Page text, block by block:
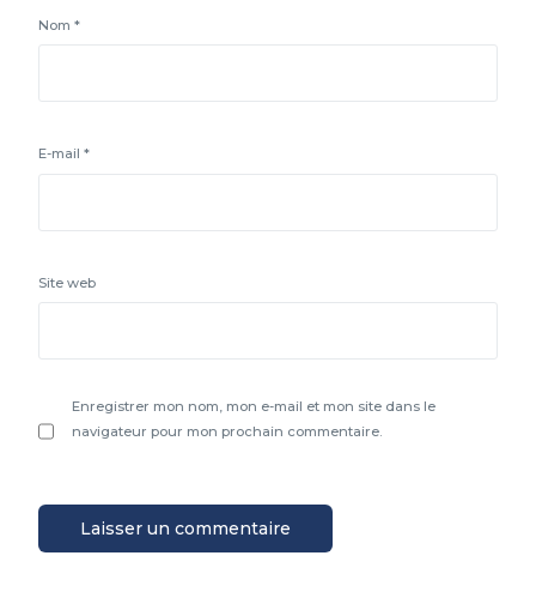
Nom*
E-mail*
Site web
Enregistrer mon nom, mon e-mail et mon site dans le
navigateur pour mon prochain commentaire.